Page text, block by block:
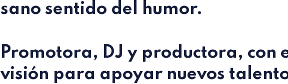
sano sentido del humor.
Promotora, DJ y productora, con
visión para apoyar nuevos